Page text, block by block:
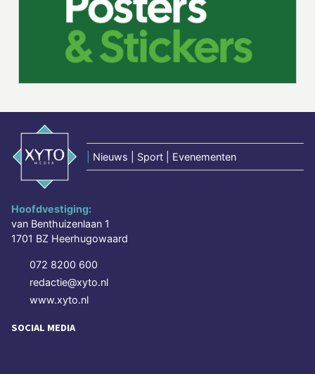
Nieuws | Sport | Evenementen
Hoofdvestiging:
van Benthuizenlaan 1
1701 BZ Heerhugowaard
072 8200 600
redactie@xyto.nl
www.xyto.nl
SOCIAL MEDIA